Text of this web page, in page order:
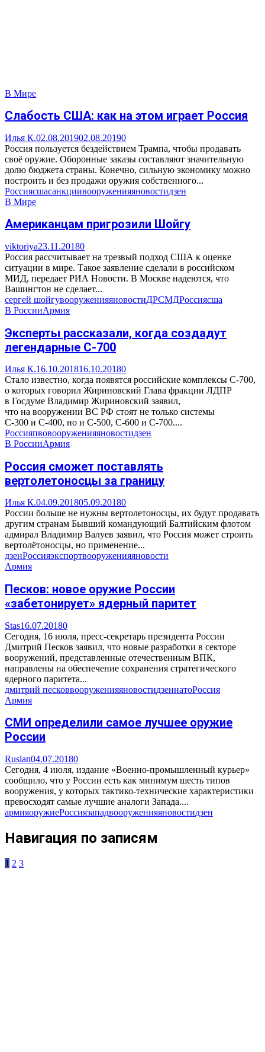
В Мире
Слабость США: как на этом играет Россия
Илья К.02.08.201902.08.20190
Россия пользуется бездействием Трампа, чтобы продавать
своё оружие. Оборонные заказы составляют значительную
долю бюджета страны. Конечно, сильную экономику можно
построить и без продажи оружия собственного...
Россиясшасанкциивооруженияяновостидзен
В Мире
Американцам пригрозили Шойгу
viktoriya23.11.20180
Россия рассчитывает на трезвый подход США к оценке
ситуации в мире. Такое заявление сделали в российском
МИД, передает РИА Новости. В Москве надеются, что
Вашингтон не сделает...
сергей шойгувооруженияяновостиДРСМДРоссиясша
В РоссииАрмия
Эксперты рассказали, когда создадут
легендарные С-700
Илья К.16.10.201816.10.20180
Стало известно, когда появятся российские комплексы С-700,
о которых говорил Жириновский Глава фракции ЛДПР
в Госдуме Владимир Жириновский заявил,
что на вооружении ВС РФ стоят не только системы
С-300 и С-400, но и С-500, С-600 и С-700....
Россияпвовооруженияяновостидзен
В РоссииАрмия
Россия сможет поставлять
вертолетоносцы за границу
Илья К.04.09.201805.09.20180
России больше не нужны вертолетоносцы, их будут продавать
другим странам Бывший командующий Балтийским флотом
адмирал Владимир Валуев заявил, что Россия может строить
вертолётоносцы, но применение...
дзенРоссияэкспортвооруженияяновости
Армия
Песков: новое оружие России
«забетонирует» ядерный паритет
Stas16.07.20180
Сегодня, 16 июля, пресс-секретарь президента России
Дмитрий Песков заявил, что новые разработки в секторе
вооружений, представленные отечественным ВПК,
направлены на обеспечение сохранения стратегического
ядерного паритета...
дмитрий песковвооруженияяновостидзеннатоРоссия
Армия
СМИ определили самое лучшее оружие
России
Ruslan04.07.20180
Сегодня, 4 июля, издание «Военно-промышленный курьер»
сообщило, что у России есть как минимум шесть типов
вооружения, у которых тактико-технические характеристики
превосходят самые лучшие аналоги Запада....
армияоружиеРоссиязападвооруженияяновостидзен
Навигация по записям
1 2 3